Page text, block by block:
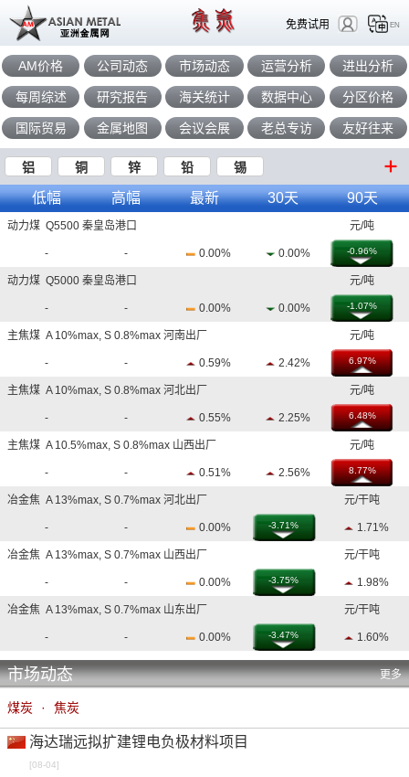
免费试用 EN
AM价格 公司动态 市场动态 运营分析 进出分析
每周综述 研究报告 海关统计 数据中心 分区价格
国际贸易 金属地图 会议会展 老总专访 友好往来
铝 铜 锌 铅 锡
低幅 高幅 最新 30天 90天
动力煤 Q5500 秦皇岛港口 元/吨
- - 0.00% 0.00% -0.96%
动力煤 Q5000 秦皇岛港口 元/吨
- - 0.00% 0.00% -1.07%
主焦煤 A 10%max, S 0.8%max 河南出厂 元/吨
- - 0.59% 2.42% 6.97%
主焦煤 A 10%max, S 0.8%max 河北出厂 元/吨
- - 0.55% 2.25% 6.48%
主焦煤 A 10.5%max, S 0.8%max 山西出厂 元/吨
- - 0.51% 2.56% 8.77%
冶金焦 A 13%max, S 0.7%max 河北出厂 元/干吨
- - 0.00% -3.71% 1.71%
冶金焦 A 13%max, S 0.7%max 山西出厂 元/干吨
- - 0.00% -3.75% 1.98%
冶金焦 A 13%max, S 0.7%max 山东出厂 元/干吨
- - 0.00% -3.47% 1.60%
市场动态 更多
煤炭 · 焦炭
海达瑞远拟扩建锂电负极材料项目
[08-04]